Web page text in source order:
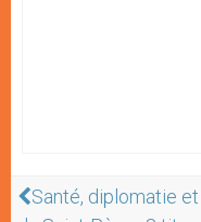
Santé, diplomatie